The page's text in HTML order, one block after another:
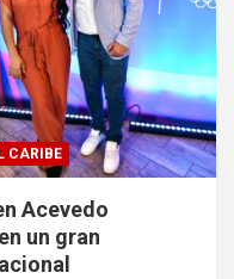
CARIBE
Acevedo
un gran